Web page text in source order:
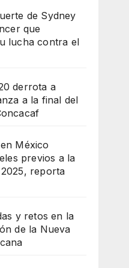
de Sydney
que
lucha contra el
derrota a
a la final del
México
previos a la
reporta
y retos en la
de la Nueva